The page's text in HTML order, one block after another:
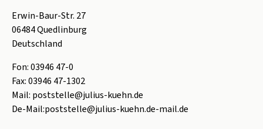
Erwin-Baur-Str. 27
06484Quedlinburg
Deutschland
Fon:03946 47-0
Fax:03946 47-1302
Mail: poststelle@julius-kuehn.de
De-Mail:poststelle@julius-kuehn.de-mail.de